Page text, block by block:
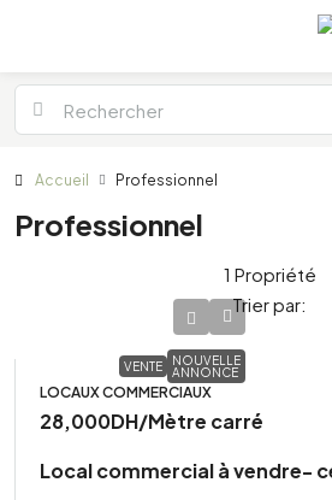
Accueil Professionnel
Professionnel
1 Propriété
Trier par:
VENTE
NOUVELLE
ANNONCE
LOCAUX COMMERCIAUX
28,000DH/Mètre carré
Local commercial à vendre-